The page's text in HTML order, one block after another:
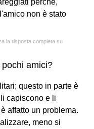
non è stato
la risposta completa su
amici?
questo in parte è
capiscono e li
affatto un problema.
meno si